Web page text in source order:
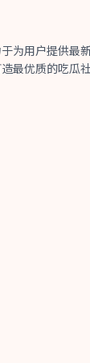
为用户提供最
最优质的吃瓜